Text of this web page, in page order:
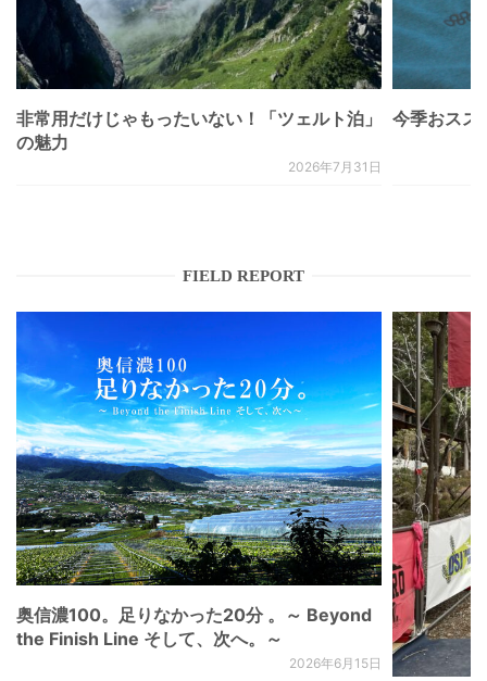
非常用だけじゃもったいない！「ツェルト泊」
の魅力
2026年7月31日
今季おスス
FIELD REPORT
奥信濃100。足りなかった20分 。～ Beyond
the Finish Line そして、次へ。～
2026年6月15日